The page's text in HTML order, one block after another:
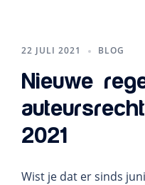
22 JULI 2021 BLOG
Nieuwe
2021
Wist je dat er sinds